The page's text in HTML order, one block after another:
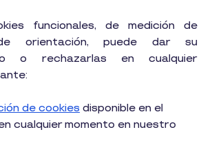
funcionales, de medición de
orientación, puede dar su
o rechazarlas en cualquier
de cookies disponible en el
cualquier momento en nuestro